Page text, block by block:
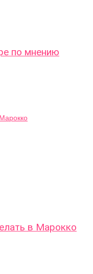
по мнению
в Марокко